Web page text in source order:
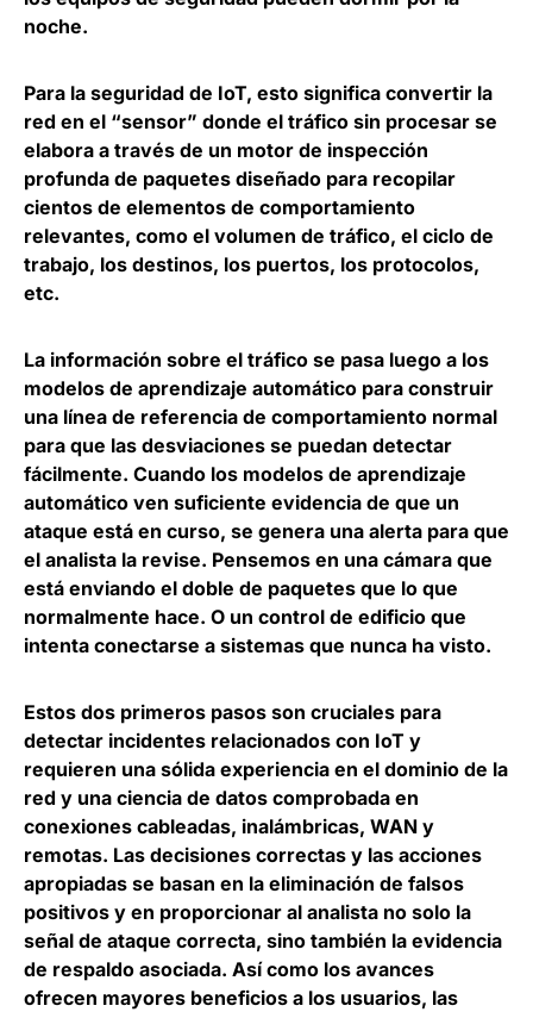
noche.
Para la seguridad de IoT, esto significa convertir la
red en el “sensor” donde el tráfico sin procesar se
elabora a través de un motor de inspección
profunda de paquetes diseñado para recopilar
cientos de elementos de comportamiento
relevantes, como el volumen de tráfico, el ciclo de
trabajo, los destinos, los puertos, los protocolos,
etc.
La información sobre el tráfico se pasa luego a los
modelos de aprendizaje automático para construir
una línea de referencia de comportamiento normal
para que las desviaciones se puedan detectar
fácilmente. Cuando los modelos de aprendizaje
automático ven suficiente evidencia de que un
ataque está en curso, se genera una alerta para que
el analista la revise. Pensemos en una cámara que
está enviando el doble de paquetes que lo que
normalmente hace. O un control de edificio que
intenta conectarse a sistemas que nunca ha visto.
Estos dos primeros pasos son cruciales para
detectar incidentes relacionados con IoT y
requieren una sólida experiencia en el dominio de la
red y una ciencia de datos comprobada en
conexiones cableadas, inalámbricas, WAN y
remotas. Las decisiones correctas y las acciones
apropiadas se basan en la eliminación de falsos
positivos y en proporcionar al analista no solo la
señal de ataque correcta, sino también la evidencia
de respaldo asociada. Así como los avances
ofrecen mayores beneficios a los usuarios, las